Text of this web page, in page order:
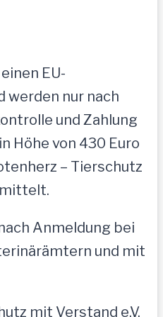
EU-
werden nur nach
und Zahlung
Höhe von 430 Euro
– Tierschutz
Anmeldung bei
und mit
mit Verstand e.V.